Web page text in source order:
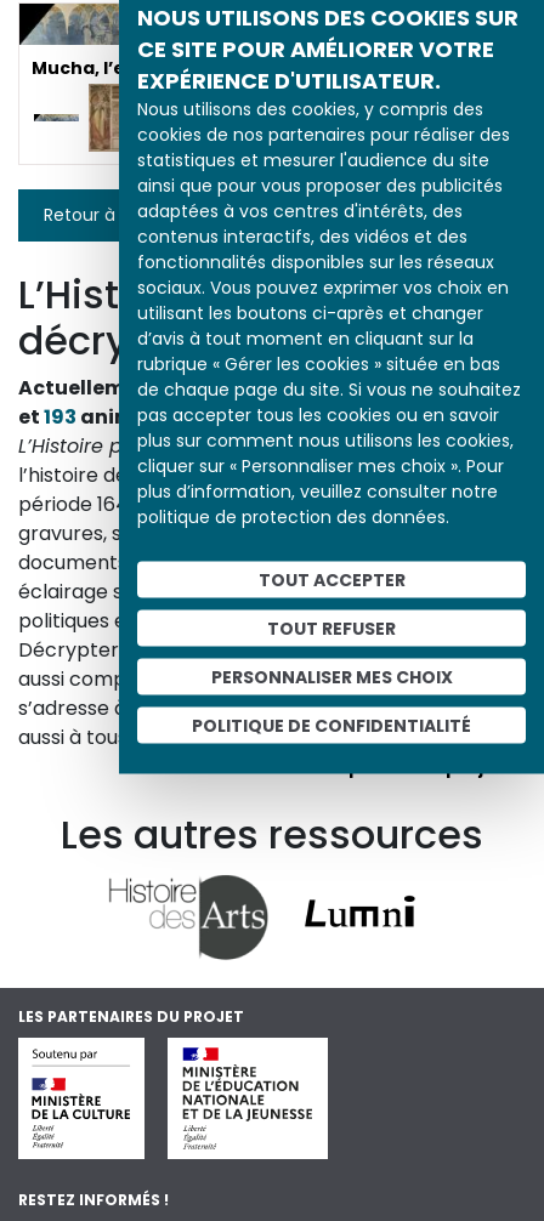
NOUS UTILISONS DES COOKIES SUR
CE SITE POUR AMÉLIORER VOTRE
EXPÉRIENCE D'UTILISATEUR.
Nous utilisons des cookies, y compris des
cookies de nos partenaires pour réaliser des
statistiques et mesurer l'audience du site
ainsi que pour vous proposer des publicités
adaptées à vos centres d'intérêts, des
contenus interactifs, des vidéos et des
fonctionnalités disponibles sur les réseaux
sociaux. Vous pouvez exprimer vos choix en
utilisant les boutons ci-après et changer
d’avis à tout moment en cliquant sur la
rubrique « Gérer les cookies » située en bas
de chaque page du site. Si vous ne souhaitez
pas accepter tous les cookies ou en savoir
plus sur comment nous utilisons les cookies,
cliquer sur « Personnaliser mes choix ». Pour
plus d’information, veuillez consulter notre
politique de protection des données.
TOUT ACCEPTER
TOUT REFUSER
PERSONNALISER MES CHOIX
POLITIQUE DE CONFIDENTIALITÉ
Mucha, l’esprit 1900
Retour à la liste
L’Histoire par l’image
décrypte l’histoire
Actuellement en ligne3153œuvres,1748études
et193 animations.
L’Histoire par l’imageexplore les événements de
l’histoire de France et les évolutions majeures de la
période 1643-1945. À travers des peintures, dessins,
gravures, sculptures, photographies, affiches,
documents d’archives, nos études proposent un
éclairage sur les réalités sociales, économiques,
politiques et culturelles d’une époque.
Décrypter les images et les événements d’hier, c’est
aussi comprendre ceux d’aujourd’hui. Un site qui
s’adresse à tous, famille, enseignants, élèves… mais
aussi à tous les curieux, amateurs d’art et d’histoire.
Les autres ressources
LES PARTENAIRES DU PROJET
RESTEZ INFORMÉS !